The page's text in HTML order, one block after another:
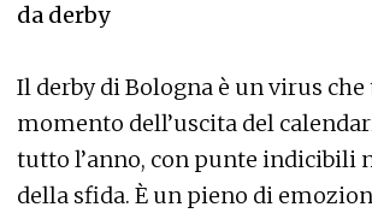
da derby
Il derby di Bologna è un virus
momento dell’uscita del
tutto l’anno, con punte indicibili
della sfida. È un pieno di